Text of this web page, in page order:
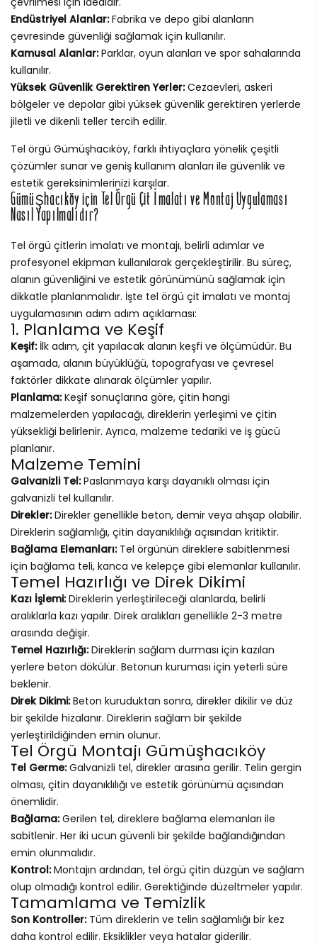
Endüstriyel Alanlar:Fabrika ve depo gibi alanların
çevresinde güvenliği sağlamak için kullanılır.
Kamusal Alanlar:Parklar, oyun alanları ve spor sahalarında
kullanılır.
Yüksek Güvenlik Gerektiren Yerler:Cezaevleri, askeri
bölgeler ve depolar gibi yüksek güvenlik gerektiren yerlerde
jiletli ve dikenli teller tercih edilir.
Tel örgü Gümüşhacıköy, farklı ihtiyaçlara yönelik çeşitli
çözümler sunar ve geniş kullanım alanları ile güvenlik ve
estetik gereksinimlerinizi karşılar.
Gümüşhacıköy için Tel Örgü Çit İmalatı ve Montaj Uygulaması
Nasıl Yapılmalıdır?
Tel örgü çitlerin imalatı ve montajı, belirli adımlar ve
profesyonel ekipman kullanılarak gerçekleştirilir. Bu süreç,
alanın güvenliğini ve estetik görünümünü sağlamak için
dikkatle planlanmalıdır. İşte tel örgü çit imalatı ve montaj
uygulamasının adım adım açıklaması:
1. Planlama ve Keşif
Keşif:İlk adım, çit yapılacak alanın keşfi ve ölçümüdür. Bu
aşamada, alanın büyüklüğü, topografyası ve çevresel
faktörler dikkate alınarak ölçümler yapılır.
Planlama:Keşif sonuçlarına göre, çitin hangi
malzemelerden yapılacağı, direklerin yerleşimi ve çitin
yüksekliği belirlenir. Ayrıca, malzeme tedariki ve iş gücü
planlanır.
Malzeme Temini
Galvanizli Tel:Paslanmaya karşı dayanıklı olması için
galvanizli tel kullanılır.
Direkler:Direkler genellikle beton, demir veya ahşap olabilir.
Direklerin sağlamlığı, çitin dayanıklılığı açısından kritiktir.
Bağlama Elemanları:Tel örgünün direklere sabitlenmesi
için bağlama teli, kanca ve kelepçe gibi elemanlar kullanılır.
Temel Hazırlığı ve Direk Dikimi
Kazı İşlemi:Direklerin yerleştirileceği alanlarda, belirli
aralıklarla kazı yapılır. Direk aralıkları genellikle 2-3 metre
arasında değişir.
Temel Hazırlığı:Direklerin sağlam durması için kazılan
yerlere beton dökülür. Betonun kuruması için yeterli süre
beklenir.
Direk Dikimi:Beton kuruduktan sonra, direkler dikilir ve düz
bir şekilde hizalanır. Direklerin sağlam bir şekilde
yerleştirildiğinden emin olunur.
Tel Örgü Montajı Gümüşhacıköy
Tel Germe:Galvanizli tel, direkler arasına gerilir. Telin gergin
olması, çitin dayanıklılığı ve estetik görünümü açısından
önemlidir.
Bağlama:Gerilen tel, direklere bağlama elemanları ile
sabitlenir. Her iki ucun güvenli bir şekilde bağlandığından
emin olunmalıdır.
Kontrol:Montajın ardından, tel örgü çitin düzgün ve sağlam
olup olmadığı kontrol edilir. Gerektiğinde düzeltmeler yapılır.
Tamamlama ve Temizlik
Son Kontroller:Tüm direklerin ve telin sağlamlığı bir kez
daha kontrol edilir. Eksiklikler veya hatalar giderilir.